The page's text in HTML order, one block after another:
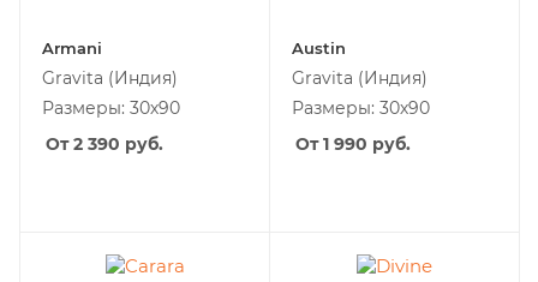
Armani
Gravita (Индия)
Размеры: 30х90
От 2 390 руб.
Austin
Gravita (Индия)
Размеры: 30х90
От 1 990 руб.